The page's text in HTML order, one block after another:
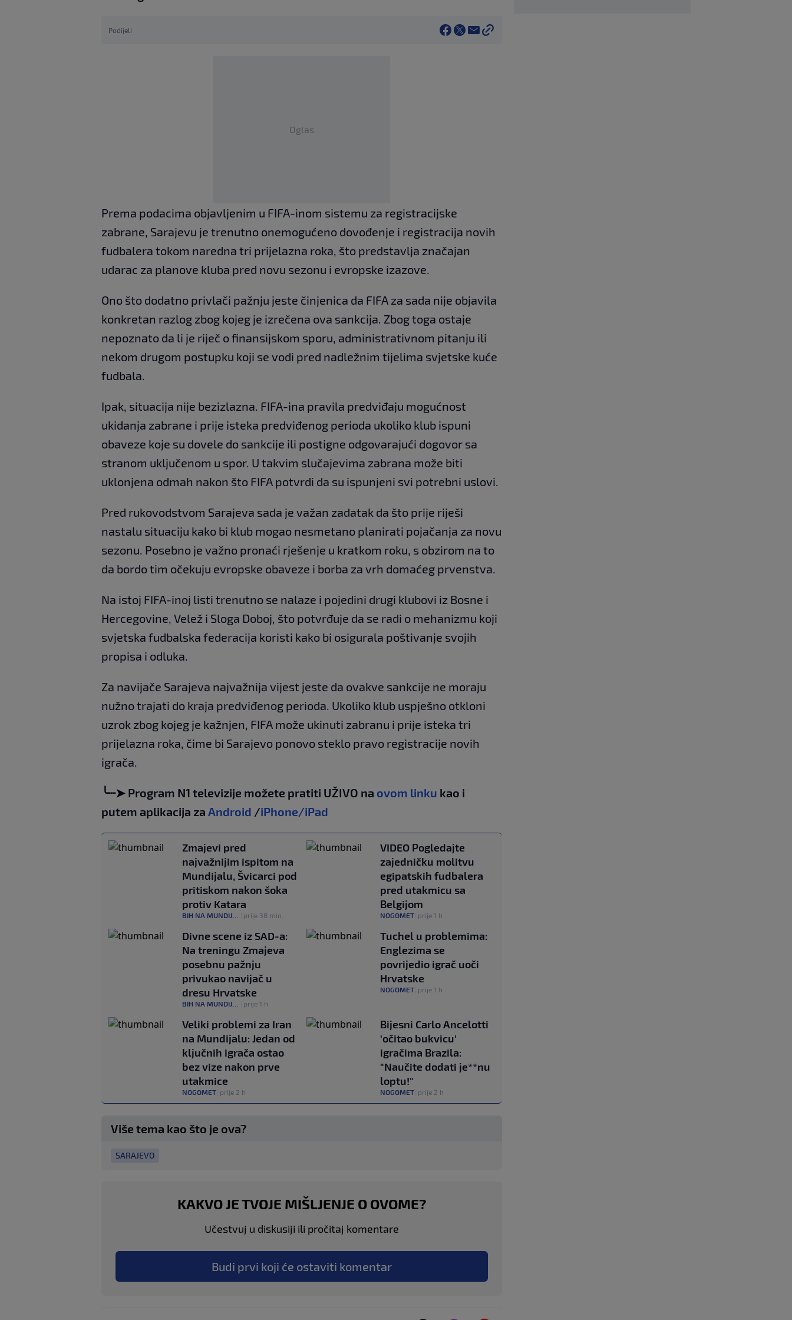
Podijeli
Oglas
Prema podacima objavljenim u FIFA-inom sistemu za registracijske
zabrane, Sarajevu je trenutno onemogućeno dovođenje i registracija novih
fudbalera tokom naredna tri prijelazna roka, što predstavlja značajan
udarac za planove kluba pred novu sezonu i evropske izazove.
Ono što dodatno privlači pažnju jeste činjenica da FIFA za sada nije objavila
konkretan razlog zbog kojeg je izrečena ova sankcija. Zbog toga ostaje
nepoznato da li je riječ o finansijskom sporu, administrativnom pitanju ili
nekom drugom postupku koji se vodi pred nadležnim tijelima svjetske kuće
fudbala.
Ipak, situacija nije bezizlazna. FIFA-ina pravila predviđaju mogućnost
ukidanja zabrane i prije isteka predviđenog perioda ukoliko klub ispuni
obaveze koje su dovele do sankcije ili postigne odgovarajući dogovor sa
stranom uključenom u spor. U takvim slučajevima zabrana može biti
uklonjena odmah nakon što FIFA potvrdi da su ispunjeni svi potrebni uslovi.
Pred rukovodstvom Sarajeva sada je važan zadatak da što prije riješi
nastalu situaciju kako bi klub mogao nesmetano planirati pojačanja za novu
sezonu. Posebno je važno pronaći rješenje u kratkom roku, s obzirom na to
da bordo tim očekuju evropske obaveze i borba za vrh domaćeg prvenstva.
Na istoj FIFA-inoj listi trenutno se nalaze i pojedini drugi klubovi iz Bosne i
Hercegovine, Velež i Sloga Doboj, što potvrđuje da se radi o mehanizmu koji
svjetska fudbalska federacija koristi kako bi osigurala poštivanje svojih
propisa i odluka.
Za navijače Sarajeva najvažnija vijest jeste da ovakve sankcije ne moraju
nužno trajati do kraja predviđenog perioda. Ukoliko klub uspješno otkloni
uzrok zbog kojeg je kažnjen, FIFA može ukinuti zabranu i prije isteka tri
prijelazna roka, čime bi Sarajevo ponovo steklo pravo registracije novih
igrača.
╰┈➤ Program N1 televizije možete pratiti UŽIVO na ovom linku kao i
putem aplikacija za Android /iPhone/iPad
Zmajevi pred
najvažnijim ispitom na
Mundijalu, Švicarci pod
pritiskom nakon šoka
protiv Katara
BIH NA MUNDIJALU prije 38 min.
VIDEO Pogledajte
zajedničku molitvu
egipatskih fudbalera
pred utakmicu sa
Belgijom
NOGOMET prije 1 h
Divne scene iz SAD-a:
Na treningu Zmajeva
posebnu pažnju
privukao navijač u
dresu Hrvatske
BIH NA MUNDIJALU prije 1 h
Tuchel u problemima:
Englezima se
povrijedio igrač uoči
Hrvatske
NOGOMET prije 1 h
Veliki problemi za Iran
na Mundijalu: Jedan od
ključnih igrača ostao
bez vize nakon prve
utakmice
NOGOMET prije 2 h
Bijesni Carlo Ancelotti
'očitao bukvicu'
igračima Brazila:
"Naučite dodati je**nu
loptu!"
NOGOMET prije 2 h
Više tema kao što je ova?
SARAJEVO
KAKVO JE TVOJE MIŠLJENJE O OVOME?
Učestvuj u diskusiji ili pročitaj komentare
Budi prvi koji će ostaviti komentar